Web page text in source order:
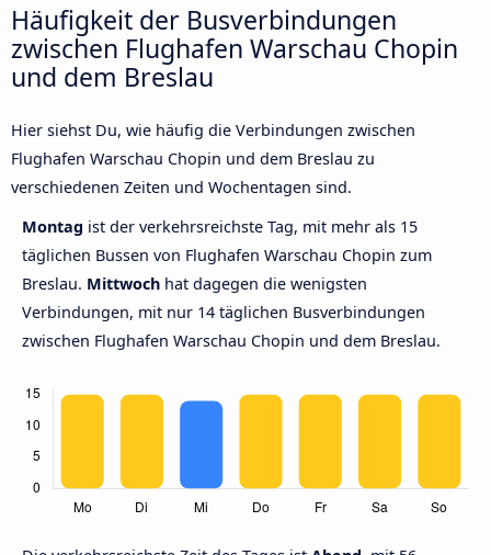
Häufigkeit der Busverbindungen
zwischen Flughafen Warschau Chopin
und dem Breslau
Hier siehst Du, wie häufig die Verbindungen zwischen
Flughafen Warschau Chopin und dem Breslau zu
verschiedenen Zeiten und Wochentagen sind.
Montag ist der verkehrsreichste Tag, mit mehr als 15
täglichen Bussen von Flughafen Warschau Chopin zum
Breslau. Mittwoch hat dagegen die wenigsten
Verbindungen, mit nur 14 täglichen Busverbindungen
zwischen Flughafen Warschau Chopin und dem Breslau.